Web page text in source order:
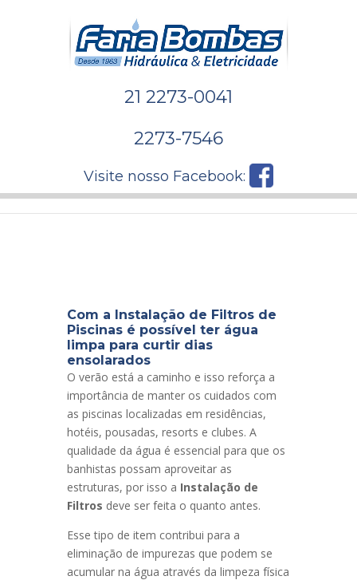
21 2273-0041
2273-7546
Visite nosso Facebook:
Com a Instalação de Filtros de
Piscinas é possível ter água
limpa para curtir dias
ensolarados
O verão está a caminho e isso reforça a
importância de manter os cuidados com
as piscinas localizadas em residências,
hotéis, pousadas, resorts e clubes. A
qualidade da água é essencial para que os
banhistas possam aproveitar as
estruturas, por isso a Instalação de
Filtros deve ser feita o quanto antes.
Esse tipo de item contribui para a
eliminação de impurezas que podem se
acumular na água através da limpeza física